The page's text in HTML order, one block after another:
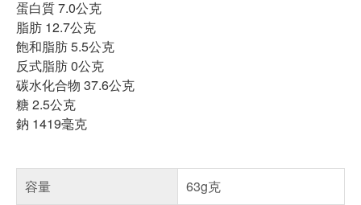
蛋白質 7.0公克
脂肪 12.7公克
飽和脂肪 5.5公克
反式脂肪 0公克
碳水化合物 37.6公克
糖 2.5公克
鈉 1419毫克
容量
63g克